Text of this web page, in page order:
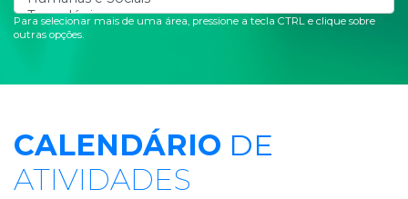
Para selecionar mais de uma área, pressione a tecla CTRL e clique sobre
outras opções.
CALENDÁRIO DE
ATIVIDADES